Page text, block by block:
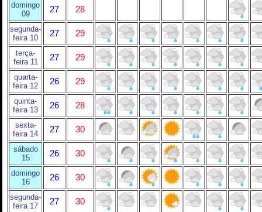
domingo
09
27 28
segunda-
feira 10
27 29
terça-
feira 11
27 29
quarta-
feira 12
26 29
quinta-
feira 13
26 28
sexta-
feira 14
27 30
sábado
15
26 30
domingo
16
26 30
segunda-
feira 17
27 30